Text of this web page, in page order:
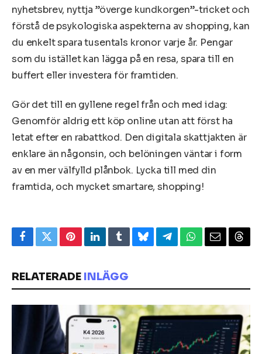
nyhetsbrev, nyttja ”överge kundkorgen”-tricket och
förstå de psykologiska aspekterna av shopping, kan
du enkelt spara tusentals kronor varje år. Pengar
som du istället kan lägga på en resa, spara till en
buffert eller investera för framtiden.
Gör det till en gyllene regel från och med idag:
Genomför aldrig ett köp online utan att först ha
letat efter en rabattkod. Den digitala skattjakten är
enklare än någonsin, och belöningen väntar i form
av en mer välfylld plånbok. Lycka till med din
framtida, och mycket smartare, shopping!
Facebook
TwitterPinterestLinkedInTumblrBlueskyTelegramWhatsApp
Email
RELATERADE INLÄGG